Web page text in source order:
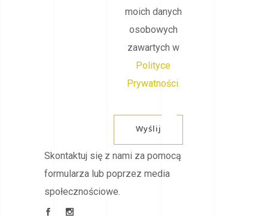
moich danych
osobowych
zawartych w
Polityce
Prywatności.
Wyślij
Skontaktuj się z nami za pomocą
formularza lub poprzez media
społecznościowe.